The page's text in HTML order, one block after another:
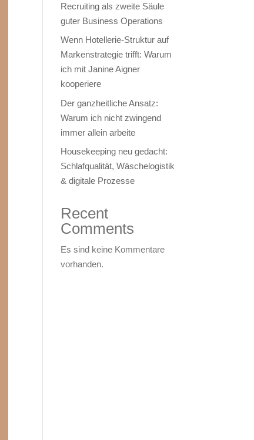
Recruiting als zweite Säule
guter Business Operations
Wenn Hotellerie‑Struktur auf
Markenstrategie trifft: Warum
ich mit Janine Aigner
kooperiere
Der ganzheitliche Ansatz:
Warum ich nicht zwingend
immer allein arbeite
Housekeeping neu gedacht:
Schlafqualität, Wäschelogistik
& digitale Prozesse
Recent
Comments
Es sind keine Kommentare
vorhanden.